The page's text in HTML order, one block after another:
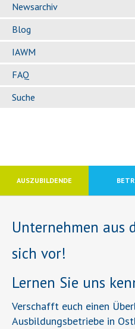
Newsarchiv
Blog
IAWM
FAQ
Suche
AUSZUBILDENDE
Unternehmen aus
sich vor!
Lernen Sie uns
Verschafft euch einen
Ausbildungsbetriebe in